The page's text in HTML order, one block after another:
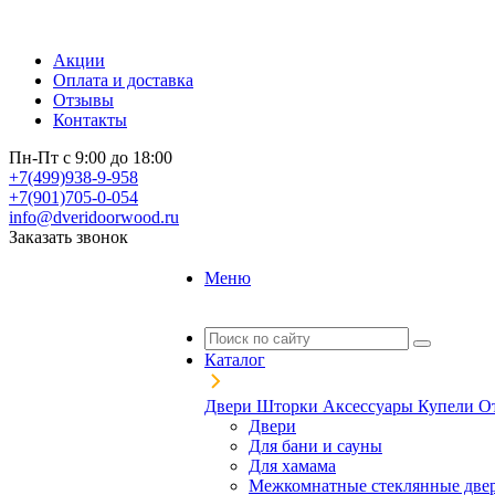
Акции
Оплата и доставка
Отзывы
Контакты
Пн-Пт с 9:00 до 18:00
+7(499)938-9-958
+7(901)705-0-054
info@dveridoorwood.ru
Заказать звонок
Меню
Каталог
Двери Шторки Аксессуары Купели
Двери
Для бани и сауны
Для хамама
Межкомнатные стеклянные